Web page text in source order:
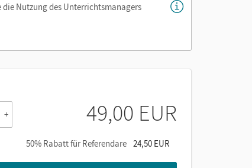
Nutzung des Unterrichtsmanagers
+ 49,00 EUR
50% Rabatt für Referendare 24,50 EUR